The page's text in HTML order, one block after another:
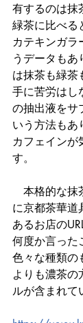
有するのは抹
緑茶に比べる
カテキンガラ
うデータもあ
は抹茶も緑茶
手に苦労はし
の抽出液をサ
いう方法もあ
カフェインが
す。
本格的な抹
に京都茶華道
あるお店の
何度か言った
色々な種類の
よりも濃茶の
ルが含まれて